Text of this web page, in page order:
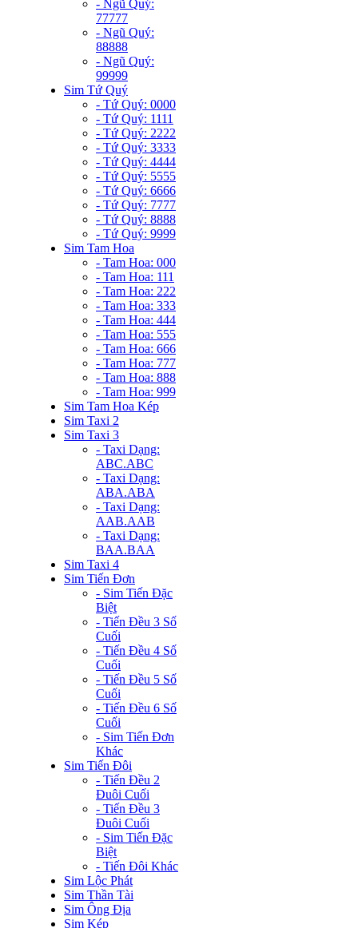
- Ngũ Quý:
77777
- Ngũ Quý:
88888
- Ngũ Quý:
99999
Sim Tứ Quý
- Tứ Quý: 0000
- Tứ Quý: 1111
- Tứ Quý: 2222
- Tứ Quý: 3333
- Tứ Quý: 4444
- Tứ Quý: 5555
- Tứ Quý: 6666
- Tứ Quý: 7777
- Tứ Quý: 8888
- Tứ Quý: 9999
Sim Tam Hoa
- Tam Hoa: 000
- Tam Hoa: 111
- Tam Hoa: 222
- Tam Hoa: 333
- Tam Hoa: 444
- Tam Hoa: 555
- Tam Hoa: 666
- Tam Hoa: 777
- Tam Hoa: 888
- Tam Hoa: 999
Sim Tam Hoa Kép
Sim Taxi 2
Sim Taxi 3
- Taxi Dạng:
ABC.ABC
- Taxi Dạng:
ABA.ABA
- Taxi Dạng:
AAB.AAB
- Taxi Dạng:
BAA.BAA
Sim Taxi 4
Sim Tiến Đơn
- Sim Tiến Đặc
Biệt
- Tiến Đều 3 Số
Cuối
- Tiến Đều 4 Số
Cuối
- Tiến Đều 5 Số
Cuối
- Tiến Đều 6 Số
Cuối
- Sim Tiến Đơn
Khác
Sim Tiến Đôi
- Tiến Đều 2
Đuôi Cuối
- Tiến Đều 3
Đuôi Cuối
- Sim Tiến Đặc
Biệt
- Tiến Đôi Khác
Sim Lộc Phát
Sim Thần Tài
Sim Ông Địa
Sim Kép